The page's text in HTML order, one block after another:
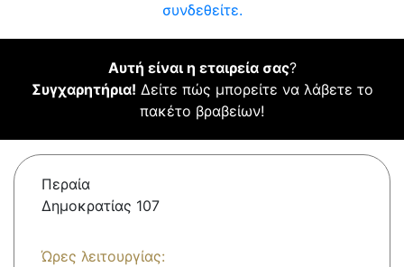
συνδεθείτε.
Αυτή είναι η εταιρεία σας?
Συγχαρητήρια! Δείτε πώς μπορείτε να λάβετε το
πακέτο βραβείων!
Περαία
Δημοκρατίας 107
Ώρες λειτουργίας: